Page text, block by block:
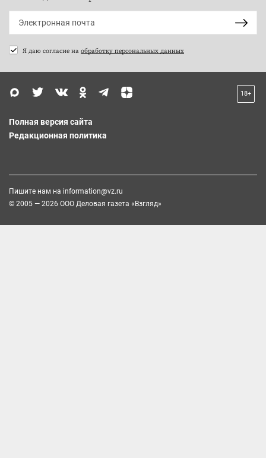
Я даю согласие на обработку персональных данных
18+
Полная версия сайта
Редакционная политика
Пишите нам на information@vz.ru
© 2005 — 2026 ООО Деловая газета «Взгляд»